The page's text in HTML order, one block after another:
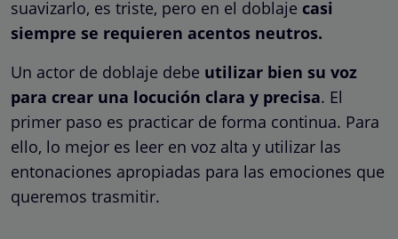
suavizarlo, es triste, pero en el doblaje casi
siempre se requieren acentos neutros.
Un actor de doblaje debe utilizar bien su voz
para crear una locución clara y precisa. El
primer paso es practicar de forma continua. Para
ello, lo mejor es leer en voz alta y utilizar las
entonaciones apropiadas para las emociones que
queremos trasmitir.